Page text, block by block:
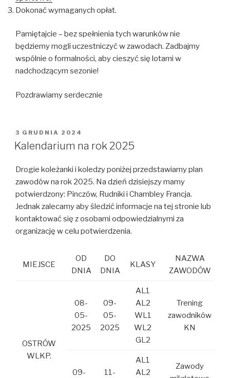
Dokonać wymaganych opłat.
Pamiętajcie – bez spełnienia tych warunków nie
będziemy mogli uczestniczyć w zawodach. Zadbajmy
wspólnie o formalności, aby cieszyć się lotami w
nadchodzącym sezonie!
Pozdrawiamy serdecznie
OPUBLIKOWANE
W
3 GRUDNIA 2024
Kalendarium na rok 2025
Drogie koleżanki i koledzy poniżej przedstawiamy plan
zawodów na rok 2025. Na dzień dzisiejszy mamy
potwierdzony: Pinczów, Rudniki i Chambley Francja.
Jednak zalecamy aby śledzić informacje na tej stronie lub
kontaktować się z osobami odpowiedzialnymi za
organizację w celu potwierdzenia.
MIEJSCE
OD
DNIA
DO
DNIA
KLASY
NAZWA
ZAWODÓW
OSTRÓW
WLKP.
08-
05-
2025
09-
05-
2025
AL1
AL2
WL1
WL2
GL2
Trening
zawodników
KN
09-
11-
AL1
AL2
Zawody